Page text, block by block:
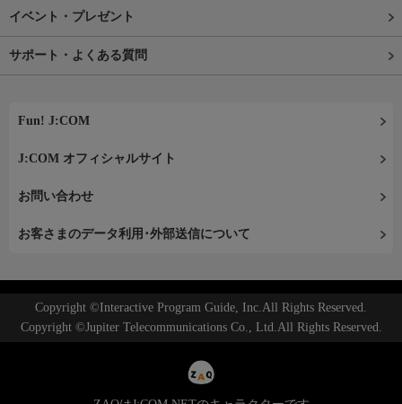
イベント・プレゼント
サポート・よくある質問
Fun! J:COM
J:COM オフィシャルサイト
お問い合わせ
お客さまのデータ利用･外部送信について
Copyright ©Interactive Program Guide, Inc.All Rights Reserved.
Copyright ©Jupiter Telecommunications Co., Ltd.All Rights Reserved.